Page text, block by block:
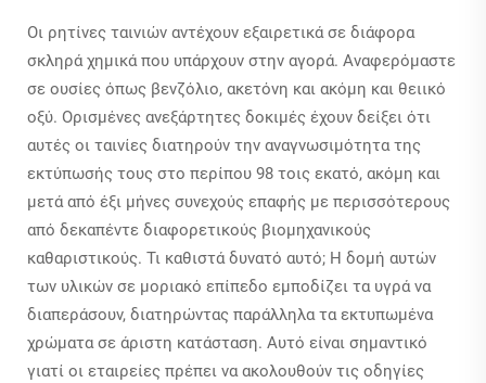
Οι ρητίνες ταινιών αντέχουν εξαιρετικά σε διάφορα
σκληρά χημικά που υπάρχουν στην αγορά. Αναφερόμαστε
σε ουσίες όπως βενζόλιο, ακετόνη και ακόμη και θειικό
οξύ. Ορισμένες ανεξάρτητες δοκιμές έχουν δείξει ότι
αυτές οι ταινίες διατηρούν την αναγνωσιμότητα της
εκτύπωσής τους στο περίπου 98 τοις εκατό, ακόμη και
μετά από έξι μήνες συνεχούς επαφής με περισσότερους
από δεκαπέντε διαφορετικούς βιομηχανικούς
καθαριστικούς. Τι καθιστά δυνατό αυτό; Η δομή αυτών
των υλικών σε μοριακό επίπεδο εμποδίζει τα υγρά να
διαπεράσουν, διατηρώντας παράλληλα τα εκτυπωμένα
χρώματα σε άριστη κατάσταση. Αυτό είναι σημαντικό
γιατί οι εταιρείες πρέπει να ακολουθούν τις οδηγίες